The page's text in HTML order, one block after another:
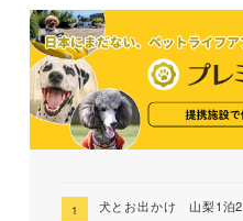
犬とお出かけ 山梨1泊2